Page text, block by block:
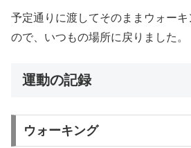
予定通りに渡してそのままウォー
ので、いつもの場所に戻りました。
運動の記録
ウォーキング